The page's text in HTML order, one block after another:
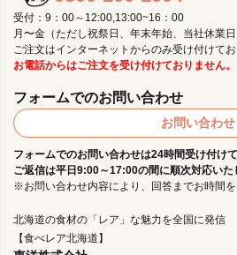
北海道の食材の「レア」な魅力を全国に発信
【食べレア北海道】
受付：9：00～12:00,13:00~16：00
月〜金（ただし祝祭日、年末年始、当社休業日
ご注文はインターネットからのみ受け付けてお
お電話からはご注文を受け付けておりません。
フォームでのお問い合わせ
お問い合わせ
フォームでのお問い合わせは24時間受け付けて
ご返信は平日9:00～17:00の間に順次対応いた
※お問い合わせ内容により、回答までお時間